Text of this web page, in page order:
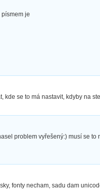
je
kde se to má nastavit, kdyby na
problem vyřešený:) musí se
fonty necham, sadu dam